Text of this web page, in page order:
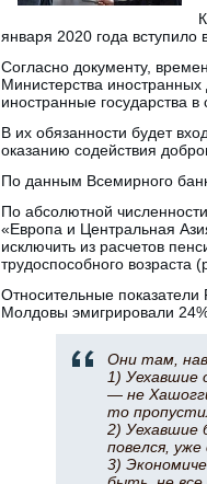
января 2020 года вступило
Согласно документу,
Министерства
иностранные государства в
В их обязанности будет
оказанию содействия
По данным Всемирного
По абсолютной
«Европа и Центральная
исключить из расчетов
трудоспособного возраста
Относительные показатели
Молдовы эмигрировали
Они там,
1) Уехавшие
— не
то
2) Уехавшие
повелся, уже
3)